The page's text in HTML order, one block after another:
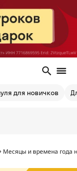
для новичков
Месяцы и времена года